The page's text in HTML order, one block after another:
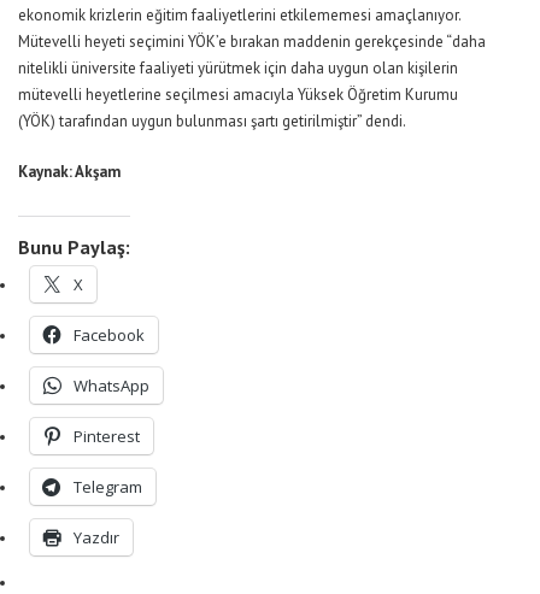
ekonomik krizlerin eğitim faaliyetlerini etkilememesi amaçlanıyor.
Mütevelli heyeti seçimini YÖK’e bırakan maddenin gerekçesinde “daha
nitelikli üniversite faaliyeti yürütmek için daha uygun olan kişilerin
mütevelli heyetlerine seçilmesi amacıyla Yüksek Öğretim Kurumu
(YÖK) tarafından uygun bulunması şartı getirilmiştir” dendi.
Kaynak: Akşam
Bunu Paylaş:
X
Facebook
WhatsApp
Pinterest
Telegram
Yazdır